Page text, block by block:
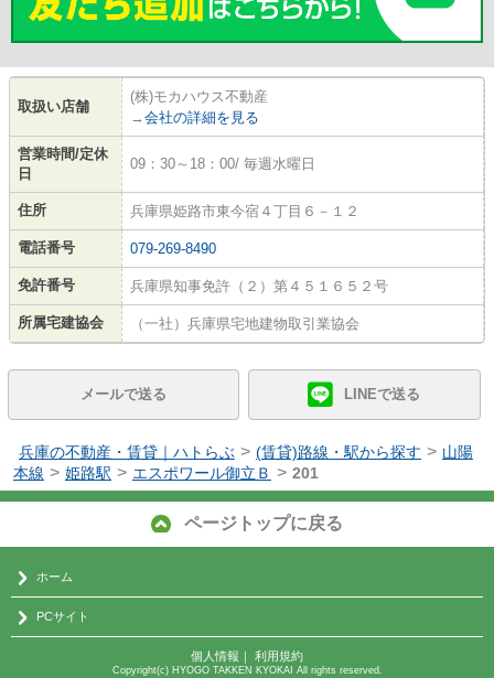
取扱い店舗
(株)モカハウス不動産
→ 会社の詳細を見る
営業時間/定休
日
09：30～18：00/ 毎週水曜日
住所 兵庫県姫路市東今宿４丁目６－１２
電話番号 079-269-8490
免許番号 兵庫県知事免許（２）第４５１６５２号
所属宅建協会 （一社）兵庫県宅地建物取引業協会
メールで送る LINEで送る
兵庫の不動産・賃貸｜ハトらぶ > (賃貸)路線・駅から探す > 山陽
本線 > 姫路駅 > エスポワール御立Ｂ > 201
ページトップに戻る
ホーム
PCサイト
個人情報 ｜ 利用規約
Copyright(c) HYOGO TAKKEN KYOKAI All rights reserved.